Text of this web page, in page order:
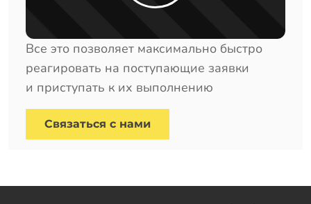
Все это позволяет максимально быстро
реагировать на поступающие заявки
и приступать к их выполнению
Cвязаться с нами